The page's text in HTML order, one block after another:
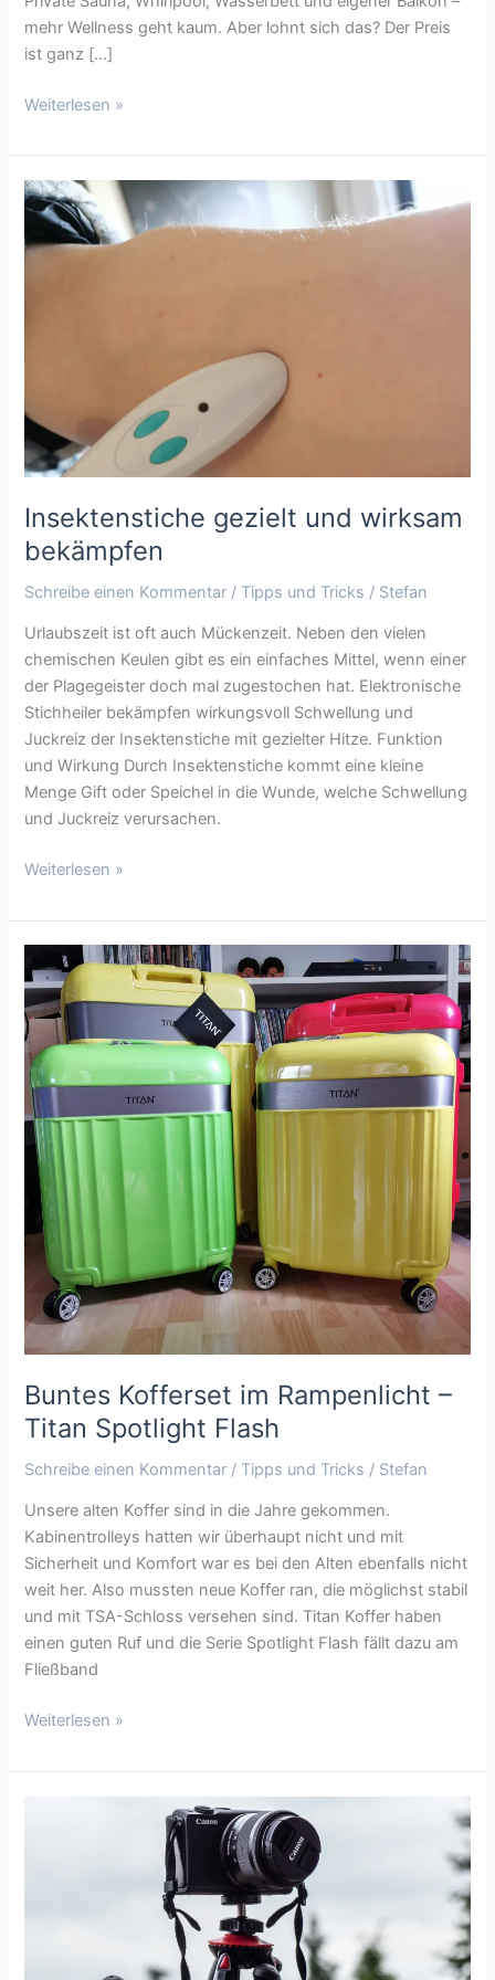
mehr Wellness geht kaum. Aber lohnt sich das? Der Preis
ist ganz […]
Weiterlesen »
Insektenstiche gezielt und wirksam
bekämpfen
Schreibe einen Kommentar / Tipps und Tricks / Stefan
Urlaubszeit ist oft auch Mückenzeit. Neben den vielen
chemischen Keulen gibt es ein einfaches Mittel, wenn einer
der Plagegeister doch mal zugestochen hat. Elektronische
Stichheiler bekämpfen wirkungsvoll Schwellung und
Juckreiz der Insektenstiche mit gezielter Hitze. Funktion
und Wirkung Durch Insektenstiche kommt eine kleine
Menge Gift oder Speichel in die Wunde, welche Schwellung
und Juckreiz verursachen.
Insektenstiche
gezielt
und
Weiterlesen »
Buntes Kofferset im Rampenlicht –
Titan Spotlight Flash
Schreibe einen Kommentar / Tipps und Tricks / Stefan
Unsere alten Koffer sind in die Jahre gekommen.
Kabinentrolleys hatten wir überhaupt nicht und mit
Sicherheit und Komfort war es bei den Alten ebenfalls nicht
weit her. Also mussten neue Koffer ran, die möglichst stabil
und mit TSA-Schloss versehen sind. Titan Koffer haben
einen guten Ruf und die Serie Spotlight Flash fällt dazu am
Fließband
Buntes
Kofferset
im
Rampenlicht
–
Titan
Spotlight
Flash
Weiterlesen »